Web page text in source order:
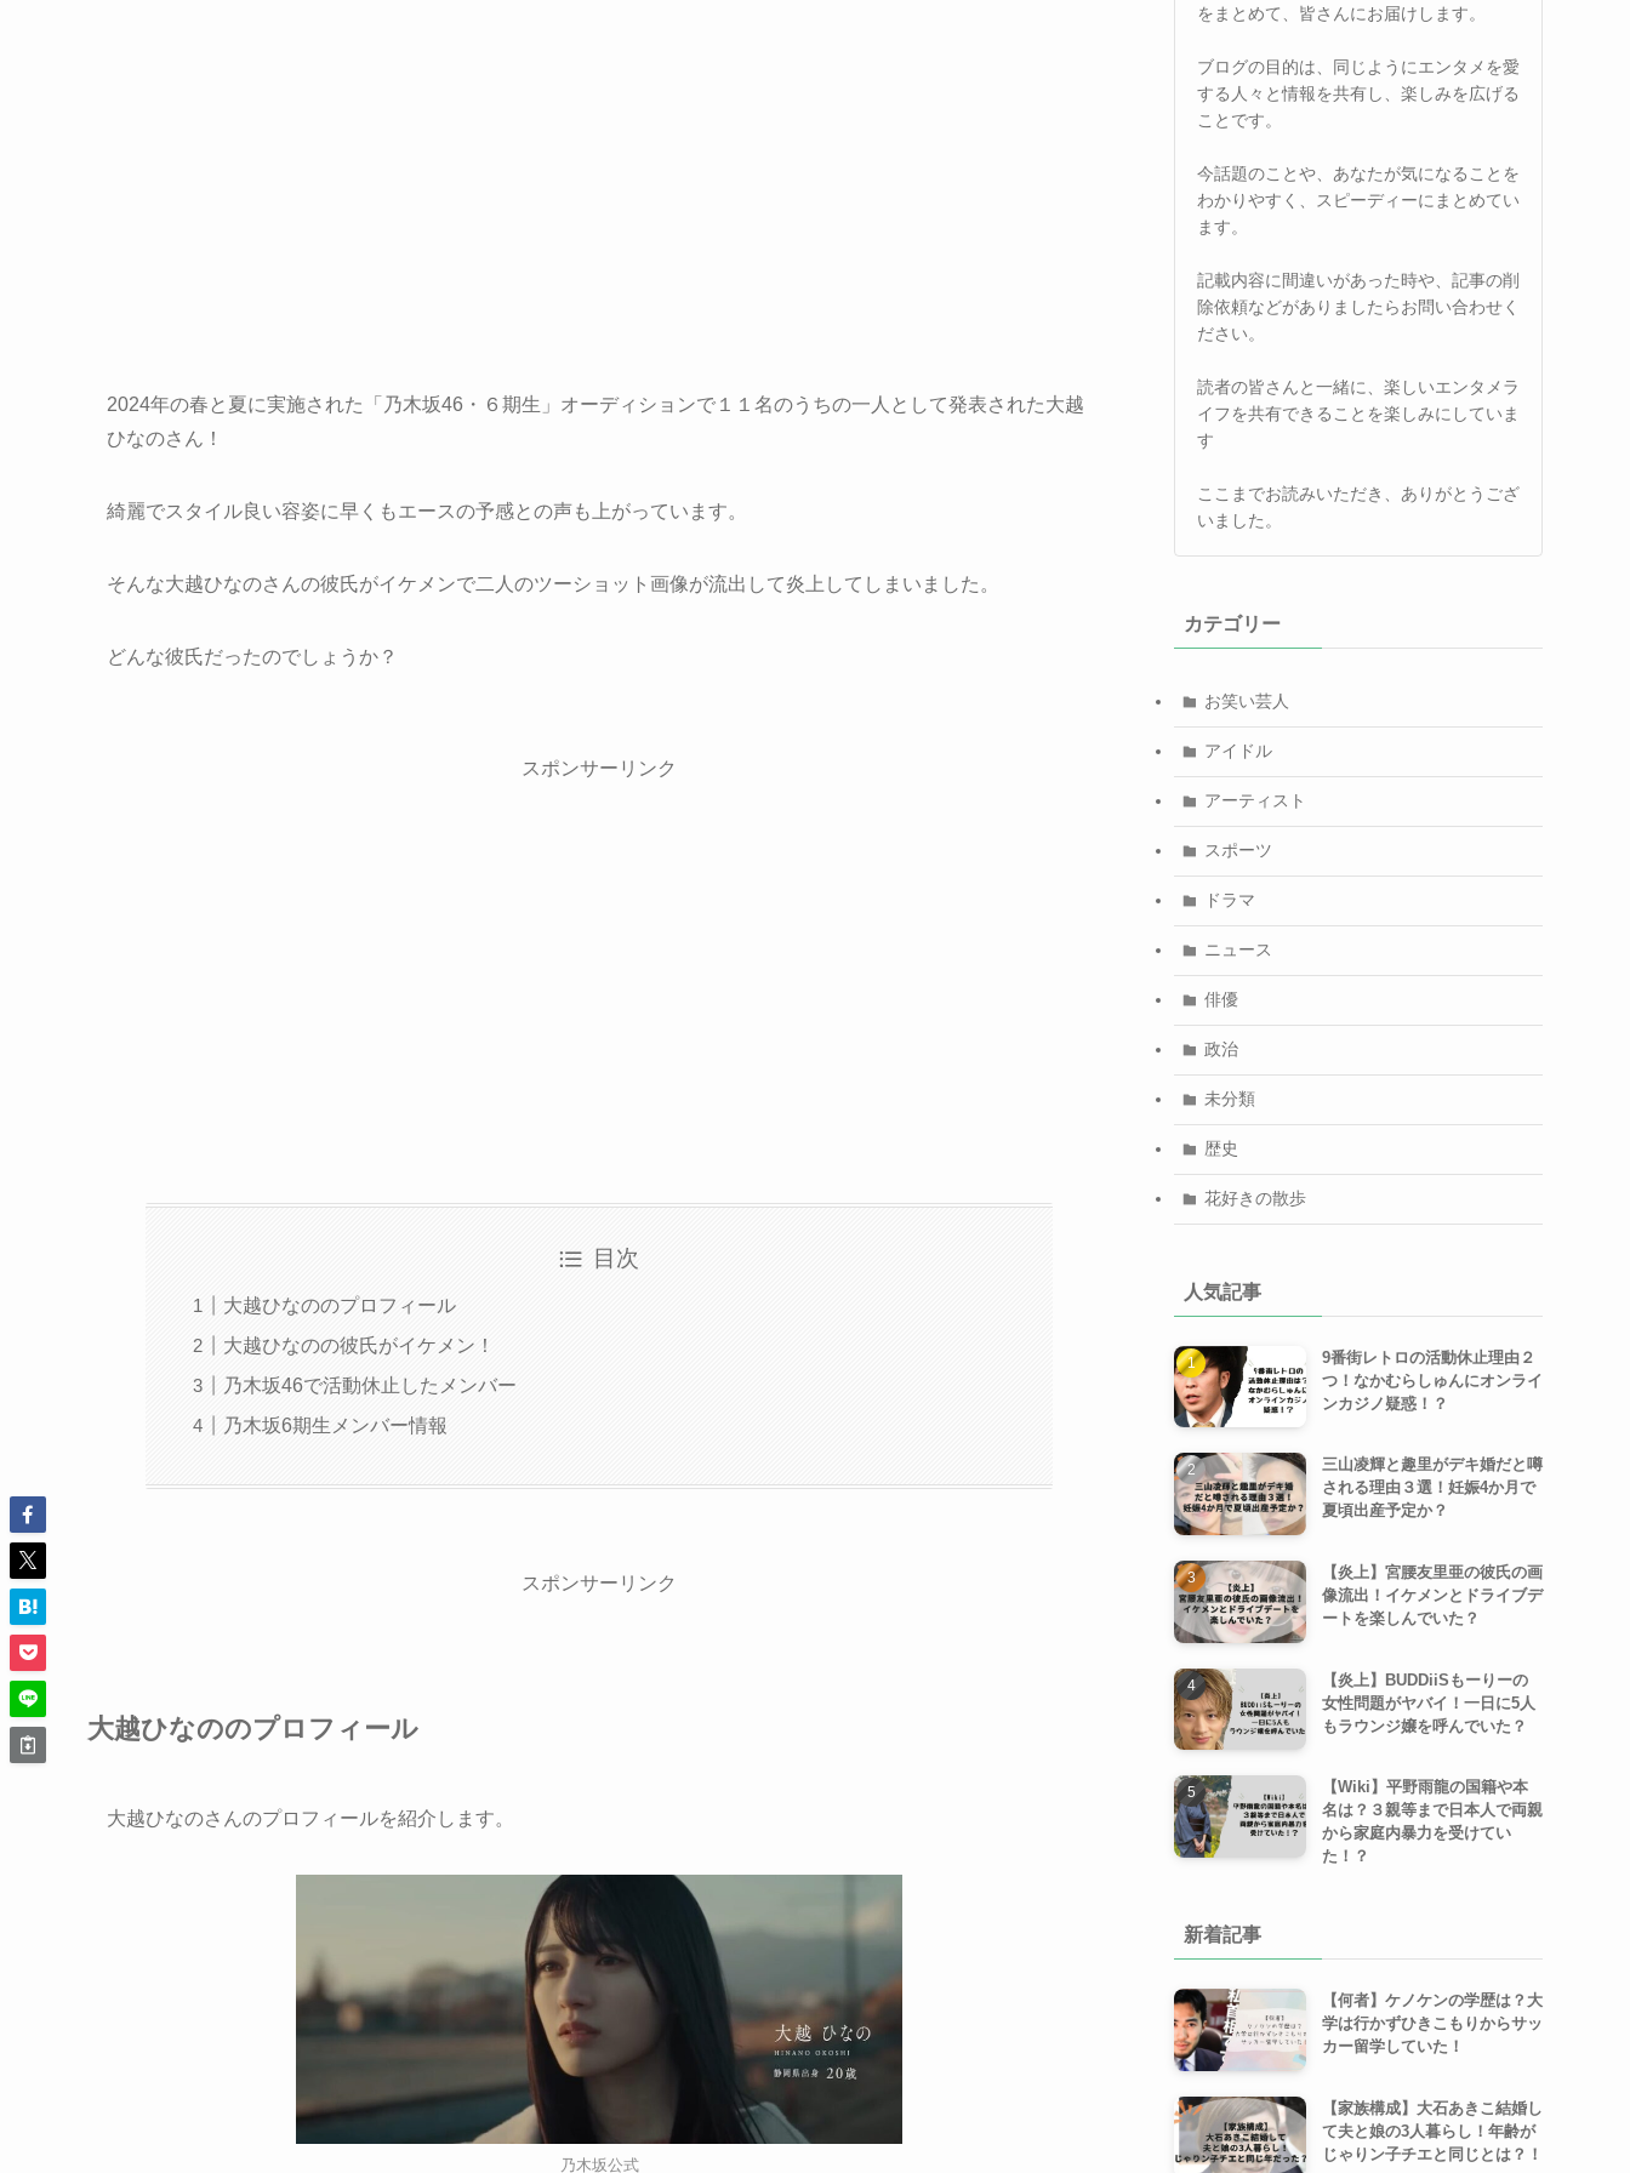
2024年の春と夏に実施された「乃木坂46・６期生」オーディションで１１名のうちの一人として発表された大越
ひなのさん！
綺麗でスタイル良い容姿に早くもエースの予感との声も上がっています。
そんな大越ひなのさんの彼氏がイケメンで二人のツーショット画像が流出して炎上してしまいました。
どんな彼氏だったのでしょうか？
スポンサーリンク
目次
大越ひなののプロフィール
大越ひなのの彼氏がイケメン！
乃木坂46で活動休止したメンバー
乃木坂6期生メンバー情報
スポンサーリンク
大越ひなののプロフィール
大越ひなのさんのプロフィールを紹介します。
乃木坂公式
をまとめて、皆さんにお届けします。
ブログの目的は、同じようにエンタメを愛
する人々と情報を共有し、楽しみを広げる
ことです。
今話題のことや、あなたが気になることを
わかりやすく、スピーディーにまとめてい
ます。
記載内容に間違いがあった時や、記事の削
除依頼などがありましたらお問い合わせく
ださい。
読者の皆さんと一緒に、楽しいエンタメラ
イフを共有できることを楽しみにしていま
す
ここまでお読みいただき、ありがとうござ
いました。
カテゴリー
お笑い芸人
アイドル
アーティスト
スポーツ
ドラマ
ニュース
俳優
政治
未分類
歴史
花好きの散歩
人気記事
9番街レトロの活動休止理由２
つ！なかむらしゅんにオンライ
ンカジノ疑惑！？
三山凌輝と趣里がデキ婚だと噂
される理由３選！妊娠4か月で
夏頃出産予定か？
【炎上】宮腰友里亜の彼氏の画
像流出！イケメンとドライブデ
ートを楽しんでいた？
【炎上】BUDDiiSもーりーの
女性問題がヤバイ！一日に5人
もラウンジ嬢を呼んでいた？
【Wiki】平野雨龍の国籍や本
名は？３親等まで日本人で両親
から家庭内暴力を受けてい
た！？
新着記事
【何者】ケノケンの学歴は？大
学は行かずひきこもりからサッ
カー留学していた！
【家族構成】大石あきこ結婚し
て夫と娘の3人暮らし！年齢が
じゃりン子チエと同じとは？！